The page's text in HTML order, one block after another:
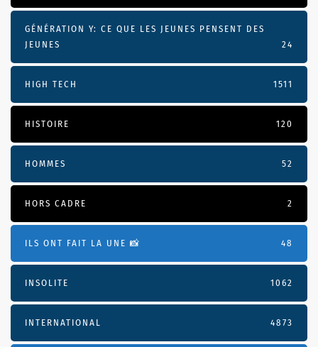
GÉNÉRATION Y: CE QUE LES JEUNES PENSENT DES
JEUNES
24
HIGH TECH 1511
HISTOIRE 120
HOMMES 52
HORS CADRE 2
ILS ONT FAIT LA UNE 📸 48
INSOLITE 1062
INTERNATIONAL 4873